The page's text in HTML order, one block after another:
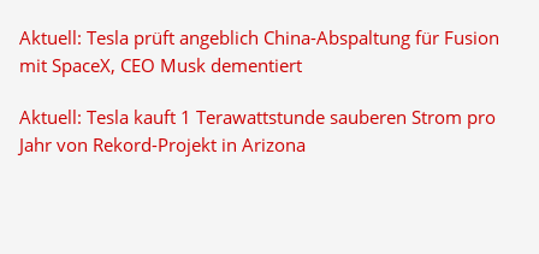
Aktuell: Tesla prüft angeblich China-Abspaltung für Fusion
mit SpaceX, CEO Musk dementiert
Aktuell: Tesla kauft 1 Terawattstunde sauberen Strom pro
Jahr von Rekord-Projekt in Arizona